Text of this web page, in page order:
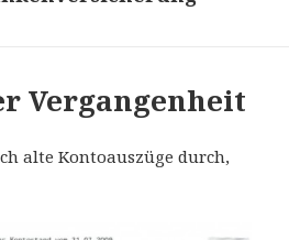
Vergangenheit
alte Kontoauszüge durch,